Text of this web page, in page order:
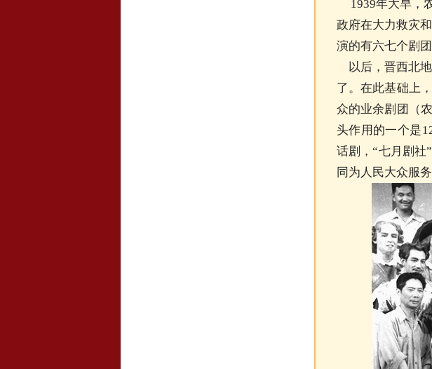
1939年大旱，
政府在大力救灾
演的有六七个剧
以后，晋西北
了。在此基础上
众的业余剧团（
头作用的一个是
话剧，“七月剧社
同为人民大众服务